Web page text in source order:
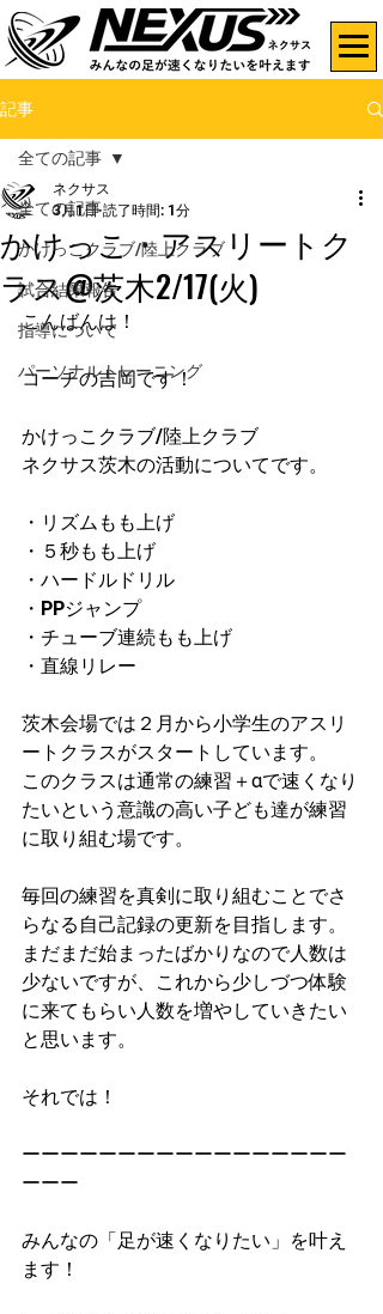
記事
全ての記事
かけっこクラブ/陸上クラブ
試合結果報告
指導について
パーソナルトレーニング
全ての記事
かけっこ・アスリートク
ラス@茨木2/17(火)
ネクサス
3月1日 読了時間: 1分
こんばんは！
コーチの吉岡です！
かけっこクラブ/陸上クラブ
ネクサス茨木の活動についてです。
・リズムもも上げ
・５秒もも上げ
・ハードルドリル
・PPジャンプ
・チューブ連続もも上げ
・直線リレー
茨木会場では２月から小学生のアスリ
ートクラスがスタートしています。
このクラスは通常の練習＋αで速くなり
たいという意識の高い子ども達が練習
に取り組む場です。
毎回の練習を真剣に取り組むことでさ
らなる自己記録の更新を目指します。
まだまだ始まったばかりなので人数は
少ないですが、これから少しづつ体験
に来てもらい人数を増やしていきたい
と思います。
それでは！
ーーーーーーーーーーーーーーーーー
ーーー
みんなの「足が速くなりたい」を叶え
ます！